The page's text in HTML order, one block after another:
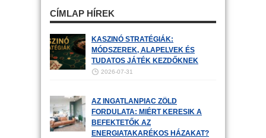
CÍMLAP HÍREK
KASZINÓ STRATÉGIÁK:
MÓDSZEREK, ALAPELVEK ÉS
TUDATOS JÁTÉK KEZDŐKNEK
2026-07-31
AZ INGATLANPIAC ZÖLD
FORDULATA: MIÉRT KERESIK A
BEFEKTETŐK AZ
ENERGIATAKARÉKOS HÁZAKAT?